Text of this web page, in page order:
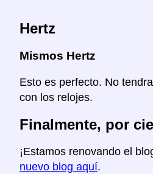
Hertz
Mismos Hertz
Esto es perfecto. No
con los relojes.
Finalmente, por
¡Estamos renovando el
nuevo blog aquí.